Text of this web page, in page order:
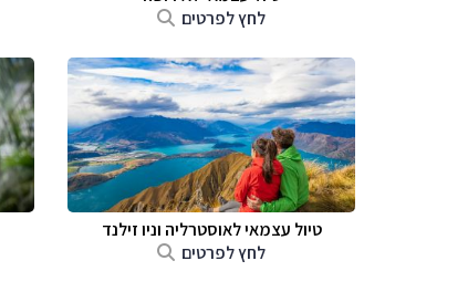
לחץ לפרטים
טיול עצמאי לאוסטרליה וניו זילנד
לחץ לפרטים